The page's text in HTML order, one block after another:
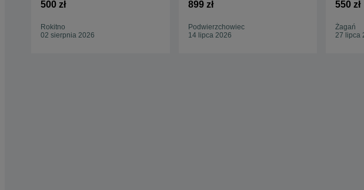
500 zł
Rokitno
02 sierpnia 2026
899 zł
Podwierzchowiec
14 lipca 2026
550 zł
Żagań
27 lipca